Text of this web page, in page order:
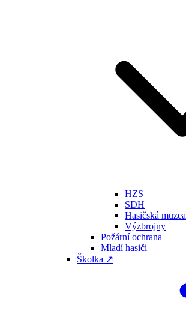
HZS
SDH
Hasičská muzea
Výzbrojny
Požární ochrana
Mladí hasiči
Školka ↗